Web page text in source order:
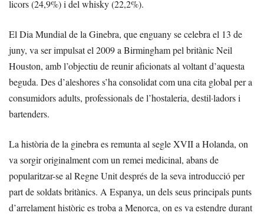
licors (24,9%) i del whisky (22,2%).
El Dia Mundial de la Ginebra, que enguany se celebra el 13 de
juny, va ser impulsat el 2009 a Birmingham pel britànic Neil
Houston, amb l’objectiu de reunir aficionats al voltant d’aquesta
beguda. Des d’aleshores s’ha consolidat com una cita global per a
consumidors adults, professionals de l’hostaleria, destil·ladors i
bartenders.
La història de la ginebra es remunta al segle XVII a Holanda, on
va sorgir originalment com un remei medicinal, abans de
popularitzar-se al Regne Unit després de la seva introducció per
part de soldats britànics. A Espanya, un dels seus principals punts
d’arrelament històric es troba a Menorca, on es va estendre durant